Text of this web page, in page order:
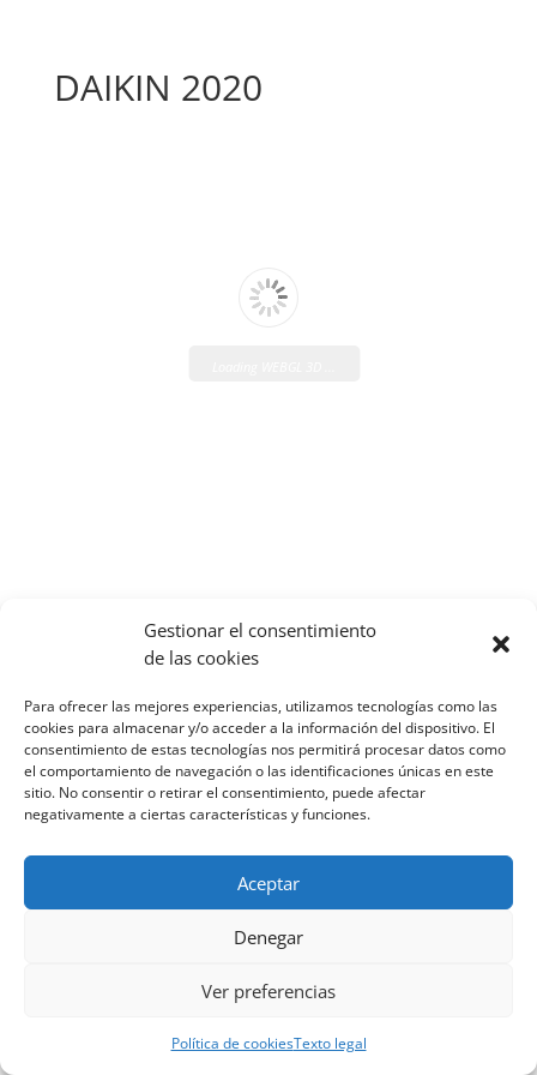
Gestionar el consentimiento
de las cookies
Para ofrecer las mejores experiencias, utilizamos tecnologías como las
cookies para almacenar y/o acceder a la información del dispositivo. El
consentimiento de estas tecnologías nos permitirá procesar datos como
el comportamiento de navegación o las identificaciones únicas en este
sitio. No consentir o retirar el consentimiento, puede afectar
negativamente a ciertas características y funciones.
Aceptar
Denegar
Ver preferencias
Política de cookiesTexto legal
DAIKIN 2020